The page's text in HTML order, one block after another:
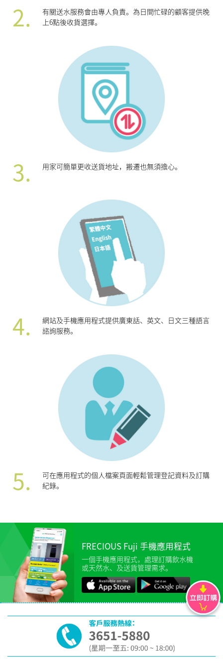
2.
有關送水服務會由專人負責。為日間忙碌的顧客提供晚
上6點後收貨選擇。
3. 用家可簡單更收送貨地址，搬遷也無須擔心。
4.
網站及手機應用程式提供廣東話、英文、日文三種語言
諮詢服務。
5.
可在應用程式的個人檔案頁面輕鬆管理登記資料及訂購
紀錄。
FRECIOUS Fuji 手機應用程式
一個手機應用程式，處理訂購飲水機
或天然水、及送貨管理需求。